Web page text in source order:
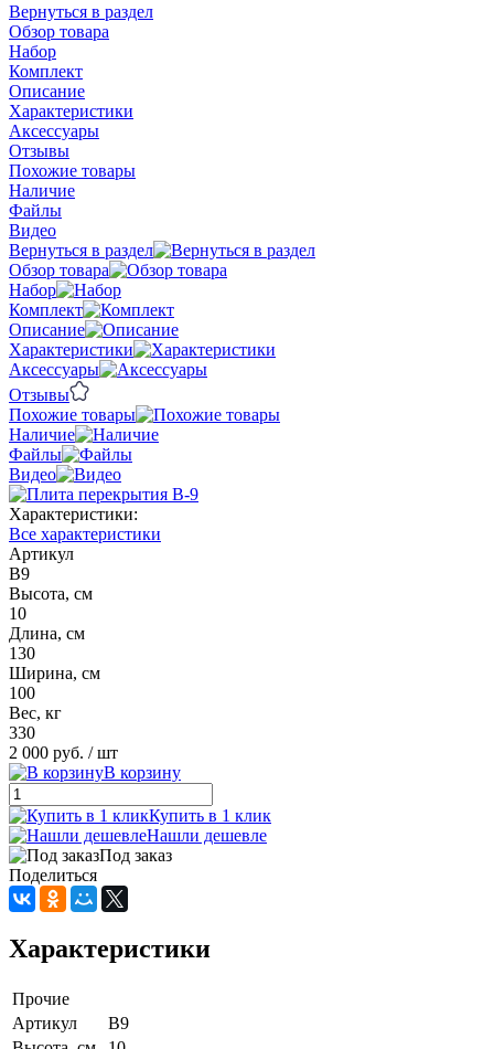
Вернуться в раздел
Обзор товара
Набор
Комплект
Описание
Характеристики
Аксессуары
Отзывы
Похожие товары
Наличие
Файлы
Видео
Вернуться в раздел
Обзор товара
Набор
Комплект
Описание
Характеристики
Аксессуары
Отзывы
Похожие товары
Наличие
Файлы
Видео
Характеристики:
Все характеристики
Артикул
В9
Высота, см
10
Длина, см
130
Ширина, см
100
Вес, кг
330
2 000 руб. / шт
В корзину
Купить в 1 клик
Нашли дешевле
Под заказ
Поделиться
Характеристики
Прочие
Артикул
В9